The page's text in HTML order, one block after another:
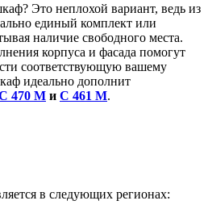
Это неплохой вариант, ведь из
единый комплект или
наличие свободного места.
корпуса и фасада помогут
соответствующую вашему
идеально дополнит
470 М и С 461 М.
в следующих регионах: